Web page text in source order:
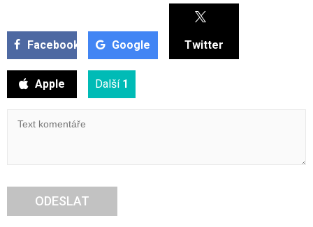
Facebook Google Twitter
Apple Další 1
ODESLAT